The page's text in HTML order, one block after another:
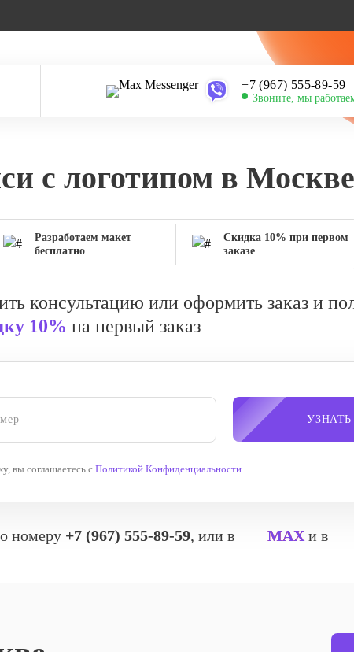
‪+7 (967) 555-89-59
Звоните, мы
с логотипом в Москве
Разработаем макет
бесплатно
Скидка 10% при первом
заказе
консультацию или оформить заказ и
10% на первый заказ
вы соглашаетесь с Политикой Конфиденциальности
номеру ‪+7 (967) 555-89-59, или в MAXи в